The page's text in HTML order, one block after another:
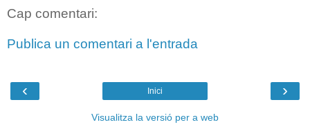
Cap comentari:
Publica un comentari a l'entrada
‹ ›
Inici
Visualitza la versió per a web